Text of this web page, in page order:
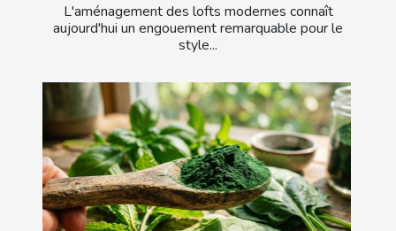
L'aménagement des lofts modernes connaît
aujourd'hui un engouement remarquable pour le
style...